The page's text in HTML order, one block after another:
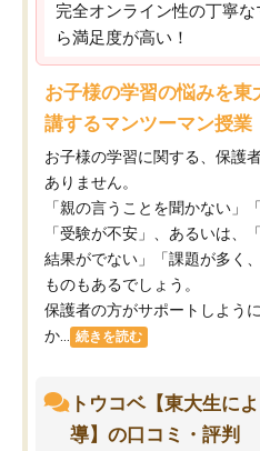
完全オンライン性の丁寧
ら満足度が高い！
お子様の学習の悩みを
講するマンツーマン授業
お子様の学習に関する、保護
ありません。
「親の言うことを聞かない」
「受験が不安」、あるいは、
結果がでない」「課題が多く
ものもあるでしょう。
保護者の方がサポートしよう
か...
続きを読む
トウコベ【東大生に
導】の口コミ・評判